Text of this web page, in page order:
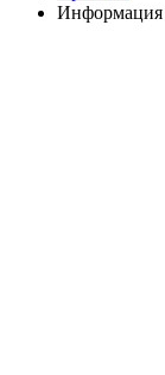
Информация